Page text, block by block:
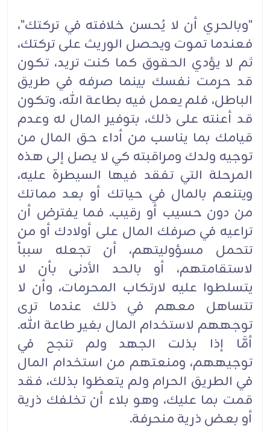
"وبالحري أن لا يُحسن خلافته في تركتك"،
فعندما تموت ويحصل الوريث على تركتك،
ثم لا يؤدي الحقوق كما كنت تريد، تكون
قد حرمت نفسك بينما صرفه في طريق
الباطل، فلم يعمل فيه بطاعة الله، وتكون
قد أعنته على ذلك، بتوفير المال له وعدم
قيامك بما يناسب من أداء حق المال من
توجيه ولدك ومراقبته كي لا يصل إلى هذه
المرحلة التي تفقد فيها السيطرة عليه،
ويتنعم بالمال في حياتك أو بعد مماتك
من دون حسيب أو رقيب. فما يفترض أن
تراعيه في صرفك المال على أولادك أو من
تتحمل مسؤوليتهم، أن تجعله سبباً
لاستقامتهم، أو بالحد الأدنى بأن لا
يتسلطوا عليه لارتكاب المحرمات، وأن لا
تتساهل معهم في ذلك عندما ترى
توجههم لاستخدام المال بغير طاعة الله.
أمَّا إذا بذلت الجهد ولم تنجح في
توجيههم، ومنعتهم من استخدام المال
في الطريق الحرام ولم يتعظوا بذلك، فقد
قمت بما عليك، وهو بلاء أن تخلفك ذرية
أو بعض ذرية منحرفة.